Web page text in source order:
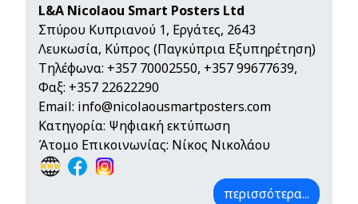
L&A Nicolaou Smart Posters Ltd
Σπύρου Κυπριανού 1, Εργάτες, 2643
Λευκωσία, Κύπρος (Παγκύπρια Εξυπηρέτηση)
Τηλέφωνα: +357 70002550, +357 99677639,
Φαξ: +357 22622290
Email: info@nicolaousmartposters.com
Κατηγορία: Ψηφιακή εκτύπωση
Άτομο Επικοινωνίας: Νίκος Νικολάου
περισσότερα...